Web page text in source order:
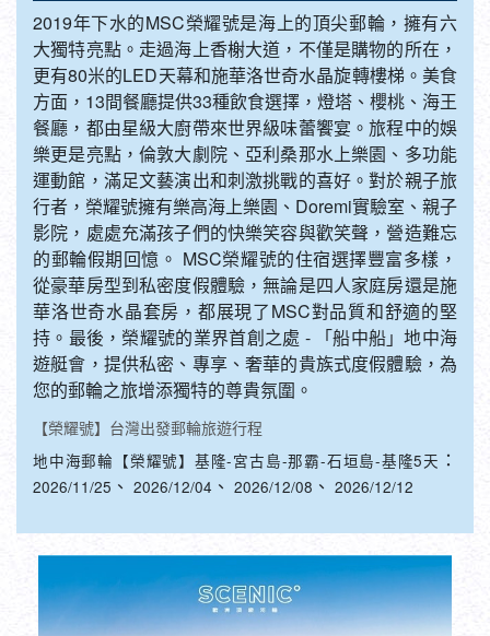
大獨特亮點。走過海上香榭大道，不僅是購物的所在，
更有80米的LED天幕和施華洛世奇水晶旋轉樓梯。美食
方面，13間餐廳提供33種飲食選擇，燈塔、櫻桃、海王
餐廳，都由星級大廚帶來世界級味蕾饗宴。旅程中的娛
樂更是亮點，倫敦大劇院、亞利桑那水上樂園、多功能
運動館，滿足文藝演出和刺激挑戰的喜好。對於親子旅
行者，榮耀號擁有樂高海上樂園、Doremi實驗室、親子
影院，處處充滿孩子們的快樂笑容與歡笑聲，營造難忘
的郵輪假期回憶。 MSC榮耀號的住宿選擇豐富多樣，
從豪華房型到私密度假體驗，無論是四人家庭房還是施
華洛世奇水晶套房，都展現了MSC對品質和舒適的堅
持。最後，榮耀號的業界首創之處 - 「船中船」地中海
遊艇會，提供私密、專享、奢華的貴族式度假體驗，為
您的郵輪之旅增添獨特的尊貴氛圍。
【榮耀號】台灣出發郵輪旅遊行程
地中海郵輪【榮耀號】基隆-宮古島-那霸-石垣島-基隆5天
2026/11/25 、2026/12/04、 2026/12/08、2026/12/12